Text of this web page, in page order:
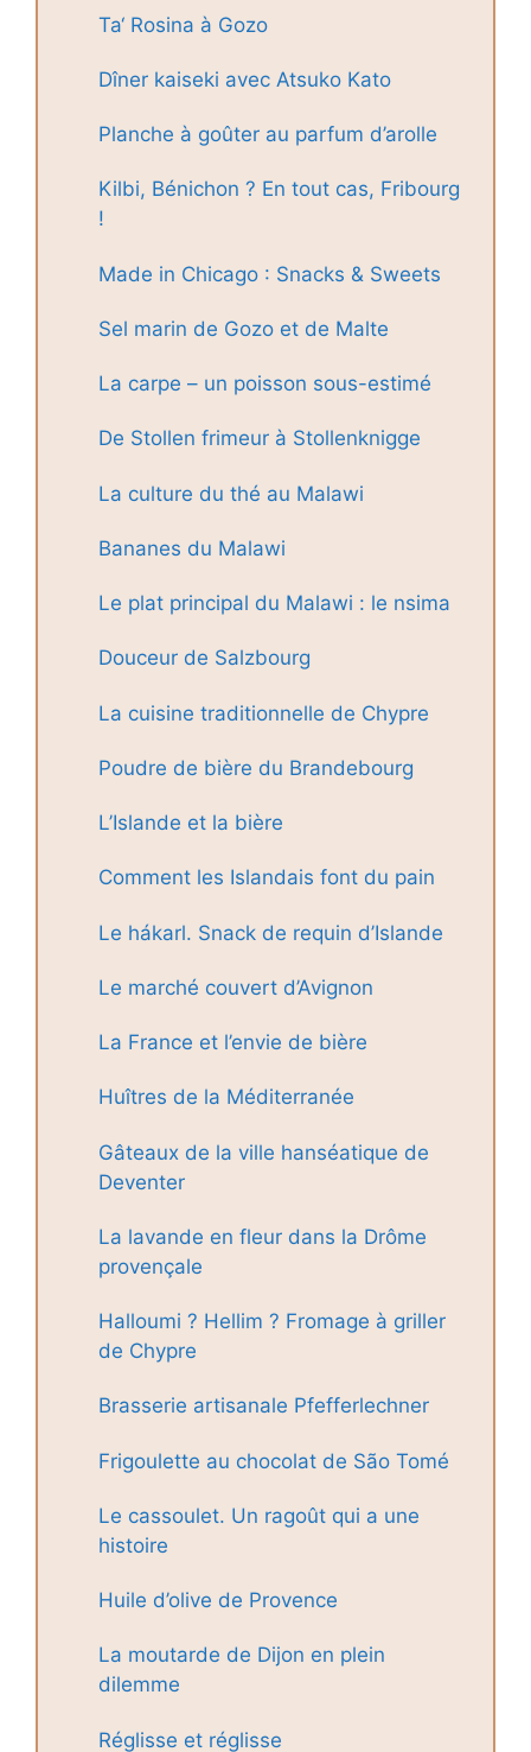
Ta‘ Rosina à Gozo
Dîner kaiseki avec Atsuko Kato
Planche à goûter au parfum d’arolle
Kilbi, Bénichon ? En tout cas, Fribourg
!
Made in Chicago : Snacks & Sweets
Sel marin de Gozo et de Malte
La carpe – un poisson sous-estimé
De Stollen frimeur à Stollenknigge
La culture du thé au Malawi
Bananes du Malawi
Le plat principal du Malawi : le nsima
Douceur de Salzbourg
La cuisine traditionnelle de Chypre
Poudre de bière du Brandebourg
L’Islande et la bière
Comment les Islandais font du pain
Le hákarl. Snack de requin d’Islande
Le marché couvert d’Avignon
La France et l’envie de bière
Huîtres de la Méditerranée
Gâteaux de la ville hanséatique de
Deventer
La lavande en fleur dans la Drôme
provençale
Halloumi ? Hellim ? Fromage à griller
de Chypre
Brasserie artisanale Pfefferlechner
Frigoulette au chocolat de São Tomé
Le cassoulet. Un ragoût qui a une
histoire
Huile d’olive de Provence
La moutarde de Dijon en plein
dilemme
Réglisse et réglisse